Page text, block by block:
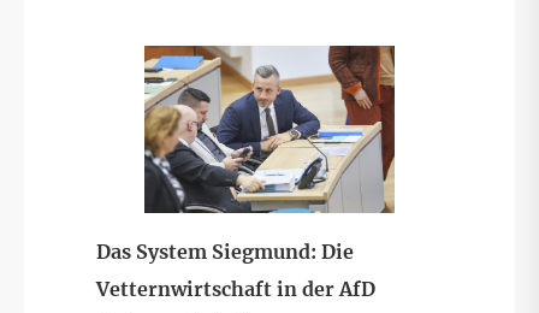
Das System Siegmund: Die
Vetternwirtschaft in der AfD